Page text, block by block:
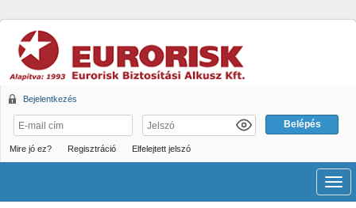
Bejelentkezés
Mire jó ez? Regisztráció Elfelejtett jelszó